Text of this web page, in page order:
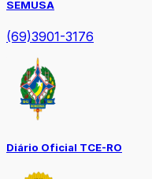
SEMUSA
(69)3901-3176
Diário Oficial TCE-RO